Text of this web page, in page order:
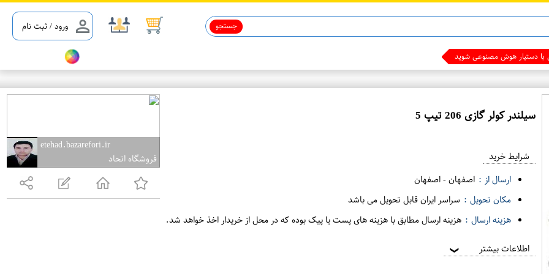
ورود / ثبت نام جستجو
etehad.bazarefori.ir
فروشگاه اتحاد
سیلندر کولر گازی 206 تیپ 5
ف
ر
شرایط خرید
ارسال از : اصفهان-اصفهان
مکان تحویل : سراسر ایران قابل تحویل می باشد
هزینه ارسال : هزینه ارسال مطابق با هزینه های پست یا پیک بوده که در محل از خریدار اخذ خواهد شد.
اطلاعات بیشتر ❯